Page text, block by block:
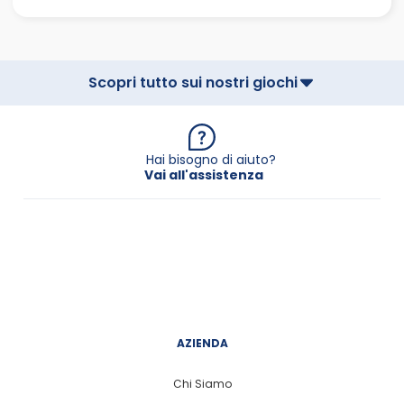
Scopri tutto sui nostri giochi
Hai bisogno di aiuto?
Vai all'assistenza
AZIENDA
Chi Siamo